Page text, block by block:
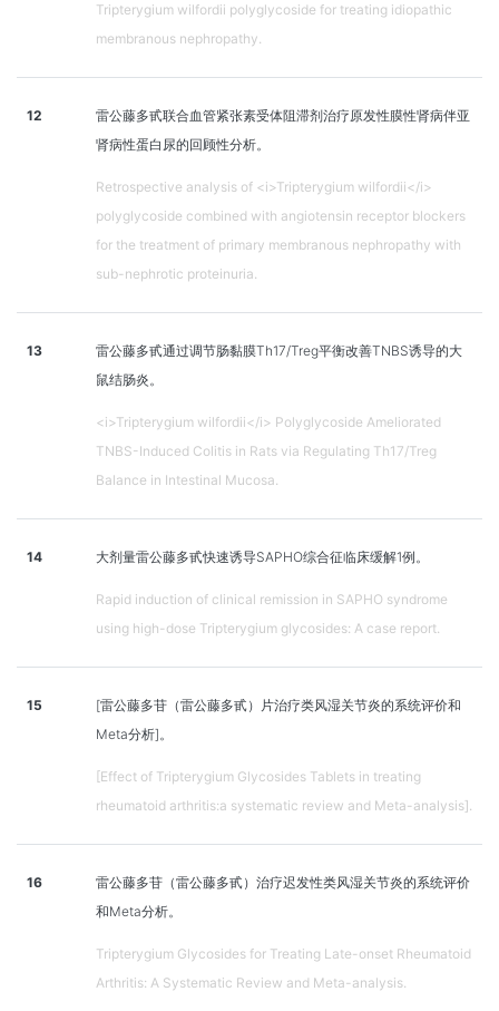
Tripterygium wilfordii polyglycoside for treating idiopathic
membranous nephropathy.
12
雷公藤多甙联合血管紧张素受体阻滞剂治疗原发性膜性肾病伴亚
肾病性蛋白尿的回顾性分析。
Retrospective analysis of <i>Tripterygium wilfordii</i>
polyglycoside combined with angiotensin receptor blockers
for the treatment of primary membranous nephropathy with
sub-nephrotic proteinuria.
13
雷公藤多甙通过调节肠黏膜Th17/Treg平衡改善TNBS诱导的大
鼠结肠炎。
<i>Tripterygium wilfordii</i> Polyglycoside Ameliorated
TNBS-Induced Colitis in Rats via Regulating Th17/Treg
Balance in Intestinal Mucosa.
14 大剂量雷公藤多甙快速诱导SAPHO综合征临床缓解1例。
Rapid induction of clinical remission in SAPHO syndrome
using high-dose Tripterygium glycosides: A case report.
15
[雷公藤多苷（雷公藤多甙）片治疗类风湿关节炎的系统评价和
Meta分析]。
[Effect of Tripterygium Glycosides Tablets in treating
rheumatoid arthritis:a systematic review and Meta-analysis].
16
雷公藤多苷（雷公藤多甙）治疗迟发性类风湿关节炎的系统评价
和Meta分析。
Tripterygium Glycosides for Treating Late-onset Rheumatoid
Arthritis: A Systematic Review and Meta-analysis.